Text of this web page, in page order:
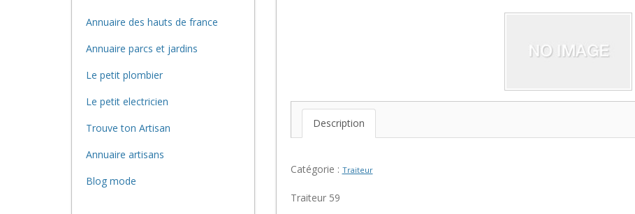
Annuaire des hauts de france
Annuaire parcs et jardins
Le petit plombier
Le petit electricien
Trouve ton Artisan
Annuaire artisans
Blog mode
Description
Catégorie : Traiteur
Traiteur 59